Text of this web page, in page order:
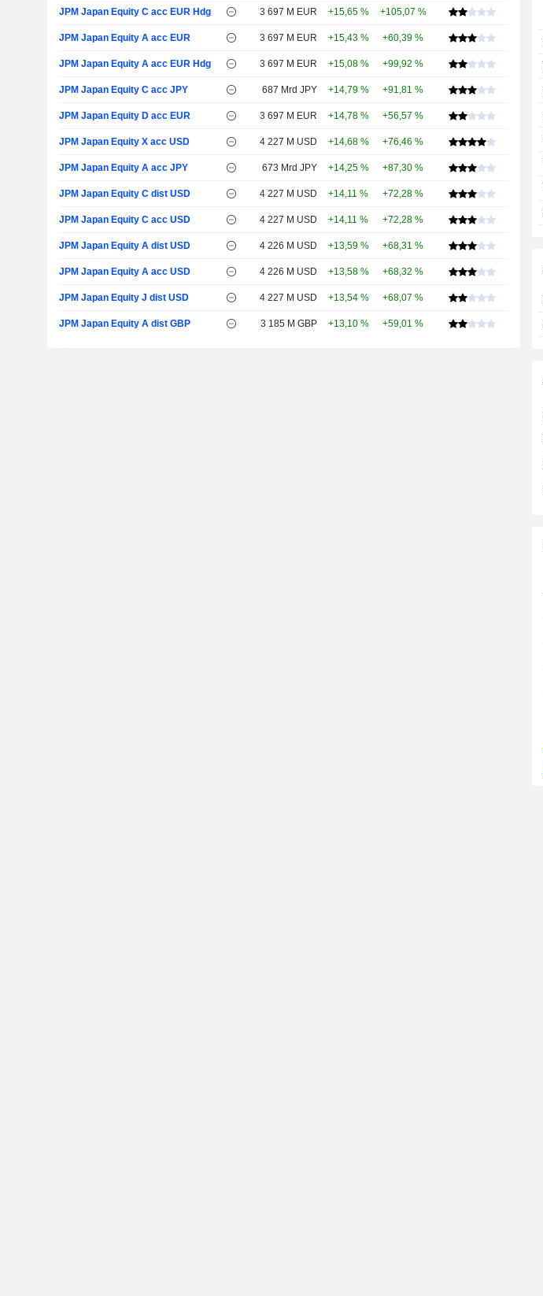
JPM Japan Equity C acc EUR Hdg 3 697 M EUR +15,65 % +105,07 %
JPM Japan Equity A acc EUR 3 697 M EUR +15,43 % +60,39 %
JPM Japan Equity A acc EUR Hdg 3 697 M EUR +15,08 % +99,92 %
JPM Japan Equity C acc JPY 687 Mrd JPY +14,79 % +91,81 %
JPM Japan Equity D acc EUR 3 697 M EUR +14,78 % +56,57 %
JPM Japan Equity X acc USD 4 227 M USD +14,68 % +76,46 %
JPM Japan Equity A acc JPY 673 Mrd JPY +14,25 % +87,30 %
JPM Japan Equity C dist USD 4 227 M USD +14,11 % +72,28 %
JPM Japan Equity C acc USD 4 227 M USD +14,11 % +72,28 %
JPM Japan Equity A dist USD 4 226 M USD +13,59 % +68,31 %
JPM Japan Equity A acc USD 4 226 M USD +13,58 % +68,32 %
JPM Japan Equity J dist USD 4 227 M USD +13,54 % +68,07 %
JPM Japan Equity A dist GBP 3 185 M GBP +13,10 % +59,01 %